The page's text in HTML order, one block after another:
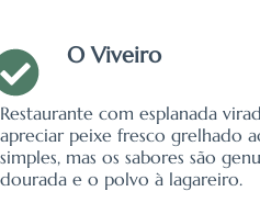
O Viveiro
Restaurante com esplanada
apreciar peixe fresco grelhado
simples, mas os sabores são
dourada e o polvo à lagareiro.